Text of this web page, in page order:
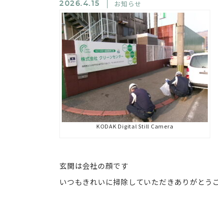
2026.4.15 お知らせ
KODAK Digital Still Camera
玄関は会社の顔です
いつもきれいに掃除していただきありがとう